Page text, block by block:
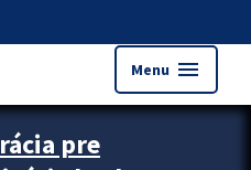
Menu menu
pre